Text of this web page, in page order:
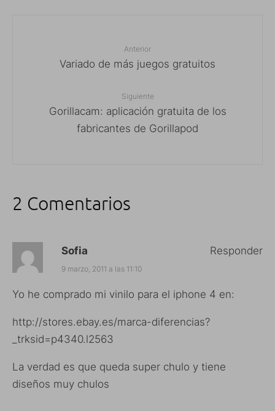
Anterior
Variado de más juegos gratuitos
Siguiente
Gorillacam: aplicación gratuita de los
fabricantes de Gorillapod
2 Comentarios
Sofia
9 marzo, 2011 a las 11:10
Yo he comprado mi vinilo para el iphone 4 en:
http://stores.ebay.es/marca-diferencias?
_trksid=p4340.l2563
La verdad es que queda super chulo y tiene
diseños muy chulos
Responder